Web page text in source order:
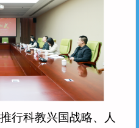
行科教兴国战略、人